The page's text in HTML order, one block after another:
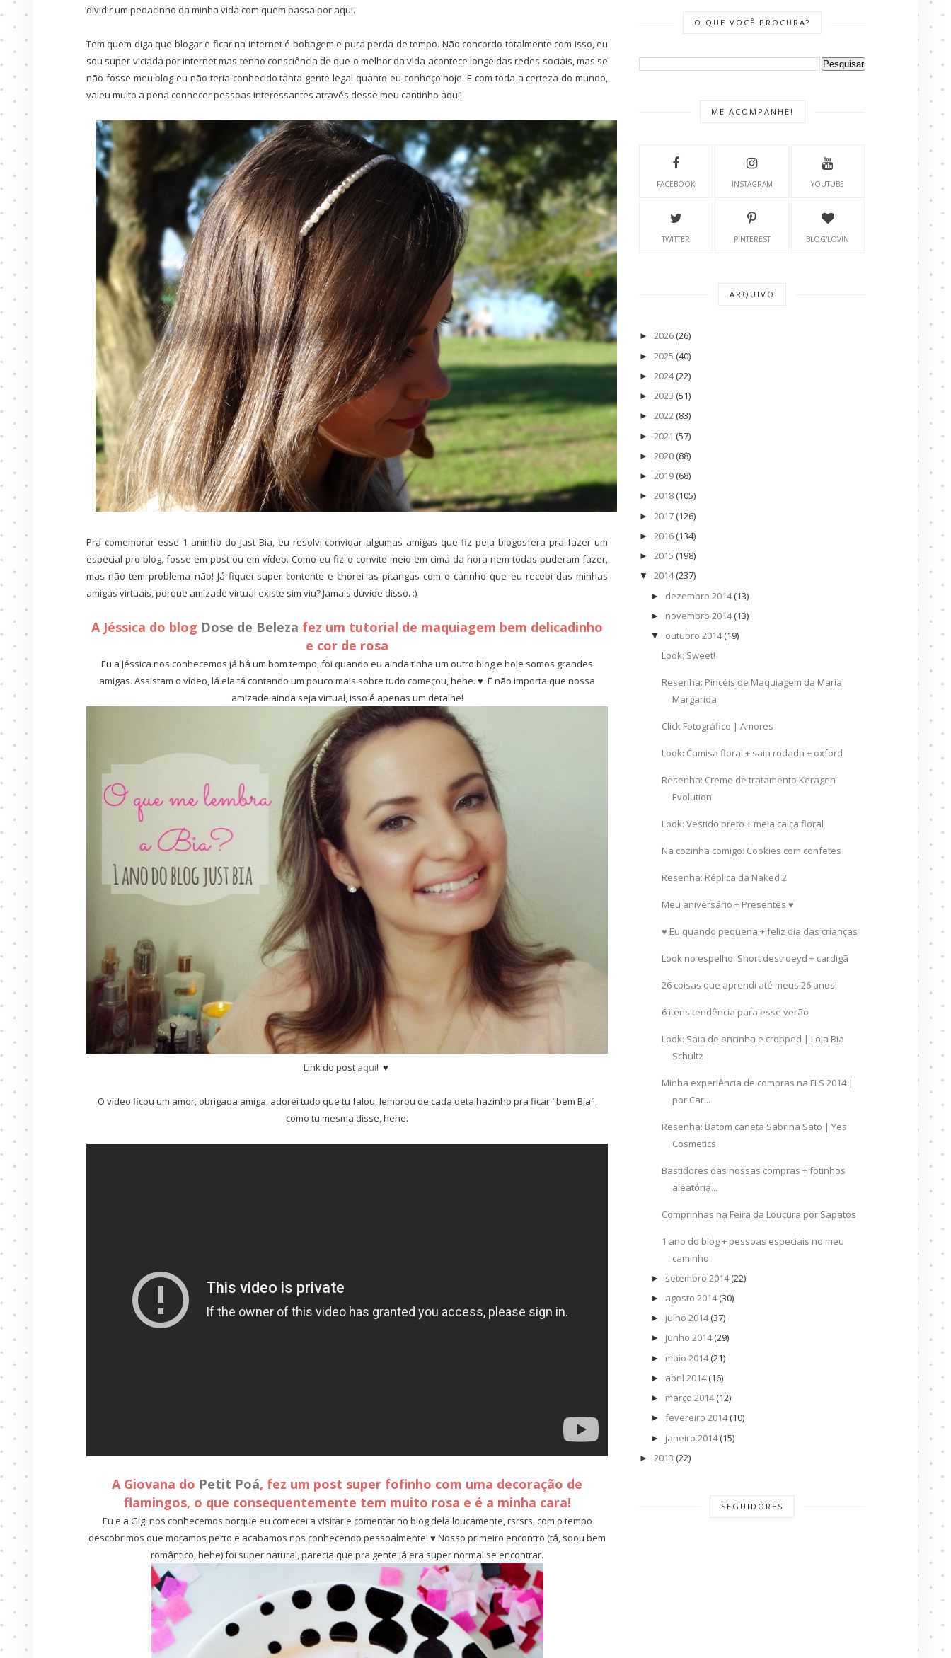
dividir um pedacinho da minha vida com quem passa por aqui.
Tem quem diga que blogar e ficar na internet é bobagem e pura perda de tempo. Não concordo totalmente com isso, eu
sou super viciada por internet mas tenho consciência de que o melhor da vida acontece longe das redes sociais, mas se
não fosse meu blog eu não teria conhecido tanta gente legal quanto eu conheço hoje. E com toda a certeza do mundo,
valeu muito a pena conhecer pessoas interessantes através desse meu cantinho aqui!
Pra comemorar esse 1 aninho do Just Bia, eu resolvi convidar algumas amigas que fiz pela blogosfera pra fazer um
especial pro blog, fosse em post ou em vídeo. Como eu fiz o convite meio em cima da hora nem todas puderam fazer,
mas não tem problema não! Já fiquei super contente e chorei as pitangas com o carinho que eu recebi das minhas
amigas virtuais, porque amizade virtual existe sim viu? Jamais duvide disso. :)
A Jéssica do blog Dose de Beleza fez um tutorial de maquiagem bem delicadinho
e cor de rosa
Eu a Jéssica nos conhecemos já há um bom tempo, foi quando eu ainda tinha um outro blog e hoje somos grandes
amigas. Assistam o vídeo, lá ela tá contando um pouco mais sobre tudo começou, hehe. ♥ E não importa que nossa
amizade ainda seja virtual, isso é apenas um detalhe!
Link do post aqui! ♥
O vídeo ficou um amor, obrigada amiga, adorei tudo que tu falou, lembrou de cada detalhazinho pra ficar "bem Bia",
como tu mesma disse, hehe.
A Giovana do Petit Poá, fez um post super fofinho com uma decoração de
flamingos, o que consequentemente tem muito rosa e é a minha cara!
Eu e a Gigi nos conhecemos porque eu comecei a visitar e comentar no blog dela loucamente, rsrsrs, com o tempo
descobrimos que moramos perto e acabamos nos conhecendo pessoalmente! ♥ Nosso primeiro encontro (tá, soou bem
romântico, hehe) foi super natural, parecia que pra gente já era super normal se encontrar.
O QUE VOCÊ PROCURA?
ME ACOMPANHE!
FACEBOOK INSTAGRAM YOUTUBE
TWITTER PINTEREST BLOG'LOVIN
ARQUIVO
► 2026 (26)
► 2025 (40)
► 2024 (22)
► 2023 (51)
► 2022 (83)
► 2021 (57)
► 2020 (88)
► 2019 (68)
► 2018 (105)
► 2017 (126)
► 2016 (134)
► 2015 (198)
▼ 2014 (237)
► dezembro 2014 (13)
► novembro 2014 (13)
▼ outubro 2014 (19)
Look: Sweet!
Resenha: Pincéis de Maquiagem da Maria
Margarida
Click Fotográfico | Amores
Look: Camisa floral + saia rodada + oxford
Resenha: Creme de tratamento Keragen
Evolution
Look: Vestido preto + meia calça floral
Na cozinha comigo: Cookies com confetes
Resenha: Réplica da Naked 2
Meu aniversário + Presentes ♥
♥ Eu quando pequena + feliz dia das crianças
Look no espelho: Short destroeyd + cardigã
26 coisas que aprendi até meus 26 anos!
6 itens tendência para esse verão
Look: Saia de oncinha e cropped | Loja Bia
Schultz
Minha experiência de compras na FLS 2014 |
por Car...
Resenha: Batom caneta Sabrina Sato | Yes
Cosmetics
Bastidores das nossas compras + fotinhos
aleatória...
Comprinhas na Feira da Loucura por Sapatos
1 ano do blog + pessoas especiais no meu
caminho
► setembro 2014 (22)
► agosto 2014 (30)
► julho 2014 (37)
► junho 2014 (29)
► maio 2014 (21)
► abril 2014 (16)
► março 2014 (12)
► fevereiro 2014 (10)
► janeiro 2014 (15)
► 2013 (22)
SEGUIDORES